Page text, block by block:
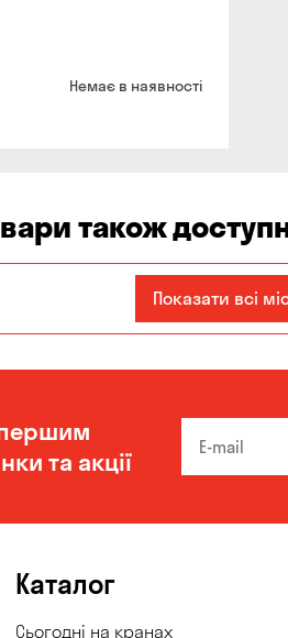
Немає в наявності
також
Показати всі
та акції
Каталог
Сьогодні на кранах